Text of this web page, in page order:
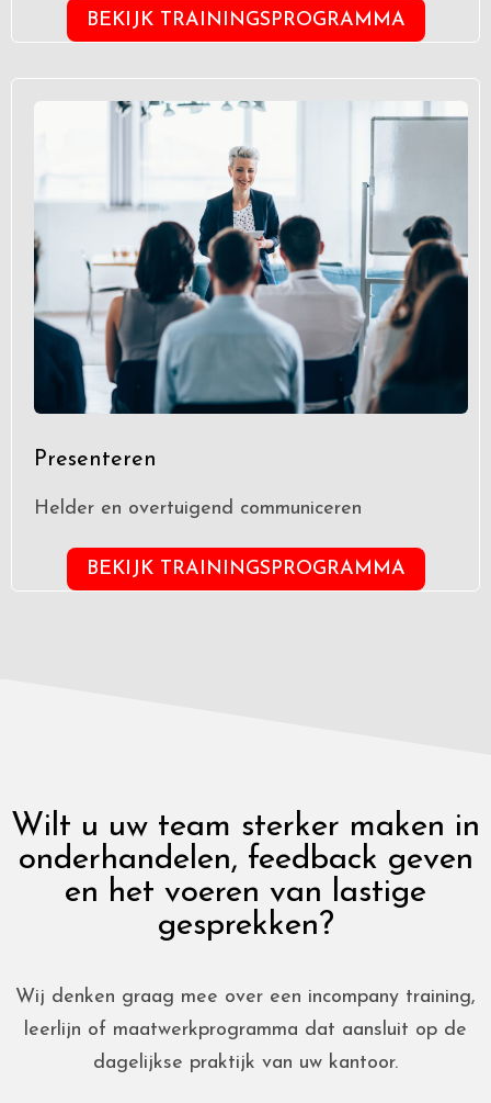
BEKIJK TRAININGSPROGRAMMA
Presenteren
Helder en overtuigend communiceren
BEKIJK TRAININGSPROGRAMMA
Wilt u uw team sterker maken in
onderhandelen, feedback geven
en het voeren van lastige
gesprekken?
Wij denken graag mee over een incompany training,
leerlijn of maatwerkprogramma dat aansluit op de
dagelijkse praktijk van uw kantoor.